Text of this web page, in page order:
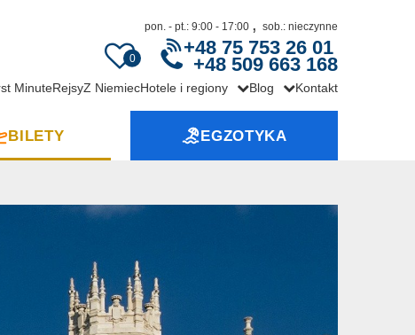
0
pon. - pt.: 9:00 - 17:00 , sob.: nieczynne
+48 75 753 26 01
+48 509 663 168
MinuteRejsyZ NiemiecHotele i regiony Blog Kontakt
BILETY EGZOTYKA